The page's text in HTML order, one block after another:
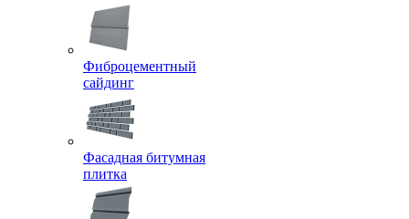
Фиброцементный
сайдинг
Фасадная битумная
плитка